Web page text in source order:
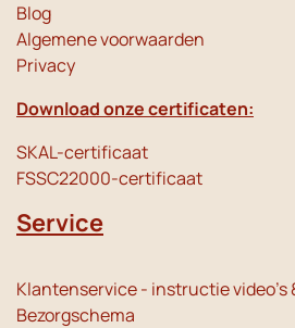
Blog
Algemene voorwaarden
Privacy
Download onze certificaten:
SKAL-certificaat
FSSC22000-certificaat
Service
Klantenservice - instructie video's
Bezorgschema